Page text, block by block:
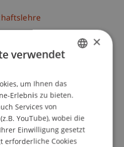
×
verwendet
um Ihnen das
Erlebnis zu bieten.
Services von
YouTube), wobei die
Einwilligung gesetzt
erforderliche Cookies